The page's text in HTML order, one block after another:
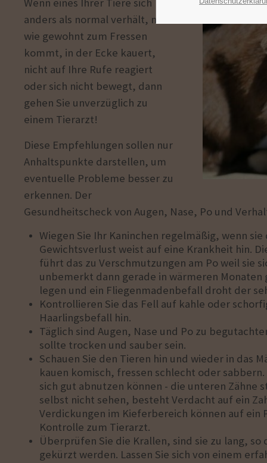
anders als normal verhält, nicht
wie gewohnt zum Fressen
kommt, in der Ecke kauert,
nicht auf Ihre Rufe reagiert
oder sich nicht bewegt, dann
gehen Sie unverzüglich zu
einem Tierarzt!
Diese Empfehlungen sollen nur
Anhaltspunkte darstellen, um
eventuelle Probleme besser zu
erkennen. Der
Gesundheitscheck von Augen, Nase, Po und
Wiegen Sie Ihr Kaninchen regelmäßig, wenn
Gewichtsverlust weist auf eine Krankheit hin.
führt das zu Verschmutzungen am Po weil sie
unbemerkt dann gerade in wärmeren
legen und ein Fliegenmadenbefall droht der
Kontrollieren Sie das Fell auf kahle oder
Haarlingsbefall hin.
Täglich sind Augen, Nase und Po zu
sollte trocken und sauber sein.
Schauen Sie den Tieren hin und wieder in das
kauen komisch, fressen schlecht oder
sich gut abnutzen können - die unteren Zähne
selbst nicht sehen, besteht Verdacht auf ein
Verdickungen im Kieferbereich können auf ein
Kontrolle zum Tierarzt.
Überprüfen Sie die Krallen, sind sie zu lang,
gekürzt werden. Lassen Sie sich von einem